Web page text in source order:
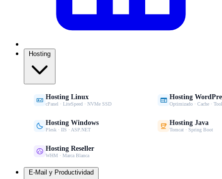
Hosting
 Hosting Linux
cPanel · LiteSpeed · NVMe SSD  Hosting
Optimizado · Cache ·
 Hosting Windows
Plesk · IIS · ASP.NET  Hosting Java
Tomcat · Spring Boot
 Hosting Reseller
WHM · Marca Blanca
E-Mail y Productividad